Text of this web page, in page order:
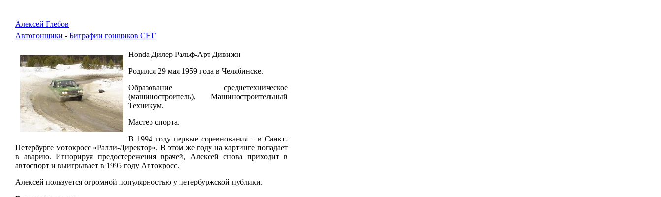
Алексей Глебов
Автогонщики - Биграфии гонщиков СНГ
Honda Дилер Ральф-Арт Дивижн
Родился 29 мая 1959 года в Челябинске.
Образование среднетехническое
(машиностроитель), Машиностроительный
Техникум.
Мастер спорта.
В 1994 году первые соревнования – в Санкт-
Петербурге мотокросс «Ралли-Директор». В этом же году на картинге попадает
в аварию. Игнорируя предостережения врачей, Алексей снова приходит в
автоспорт и выигрывает в 1995 году Автокросс.
Алексей пользуется огромной популярностью у петербуржской публики.